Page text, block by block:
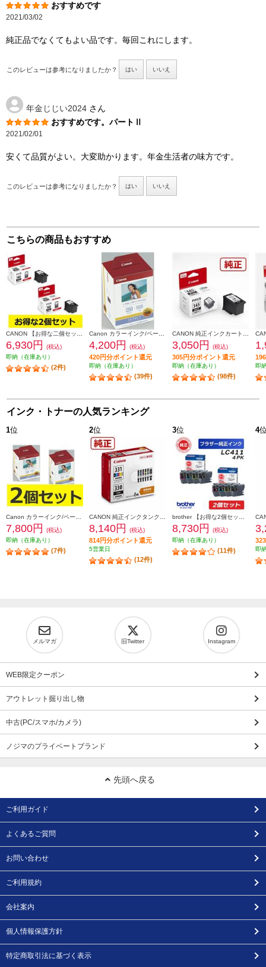
おすすめです
2021/03/02
純正品でなくてもよい品です。毎回これにします。
このレビューは参考になりましたか？ はい いいえ
年金じじい2024 さん
おすすめです。パートⅡ
2021/02/01
安くて品質がよい。大変助かります。年金生活者の味方です。
このレビューは参考になりましたか？ はい いいえ
こちらの商品もおすすめ
6,930円
(税込)
即納（在庫あり）
(2件)
4,200円 (税込)
420円分ポイント還元
即納（在庫あり）
(39件)
3,050円 (税込)
305円分ポイント還元
即納（在庫あり）
(98件)
即
インク・トナーの人気ランキング
1位
7,800円
(税込)
即納（在庫あり）
(7件)
2位
8,140円 (税込)
814円分ポイント還元
5営業日
(12件)
3位
8,730円
(税込)
即納（在庫あり）
(11件)
4
即
メルマガ 旧Twitter Instagram
WEB限定クーポン
アウトレット掘り出し物
中古(PC/スマホ/カメラ)
ノジマのプライベートブランド
先頭へ戻る
ご利用ガイド
よくあるご質問
お問い合わせ
ご利用規約
会社案内
個人情報保護方針
特定商取引法に基づく表示